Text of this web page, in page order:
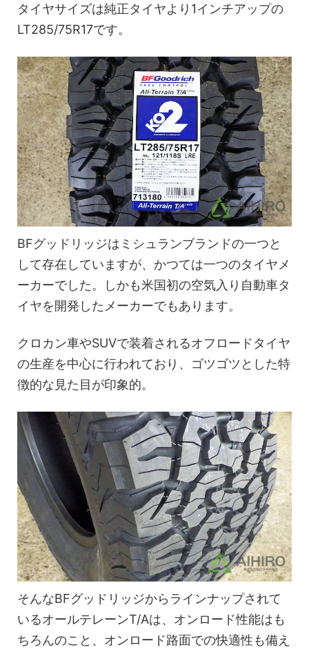
タイヤサイズは純正タイヤより1インチアップの
LT285/75R17です。
BFグッドリッジはミシュランブランドの一つと
して存在していますが、かつては一つのタイヤメ
ーカーでした。しかも米国初の空気入り自動車タ
イヤを開発したメーカーでもあります。
クロカン車やSUVで装着されるオフロードタイヤ
の生産を中心に行われており、ゴツゴツとした特
徴的な見た目が印象的。
そんなBFグッドリッジからラインナップされて
いるオールテレーンT/Aは、オンロード性能はも
ちろんのこと、オンロード路面での快適性も備え